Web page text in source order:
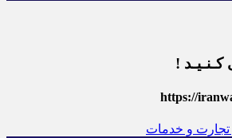
کـنـیـد !
https://
و خدمات